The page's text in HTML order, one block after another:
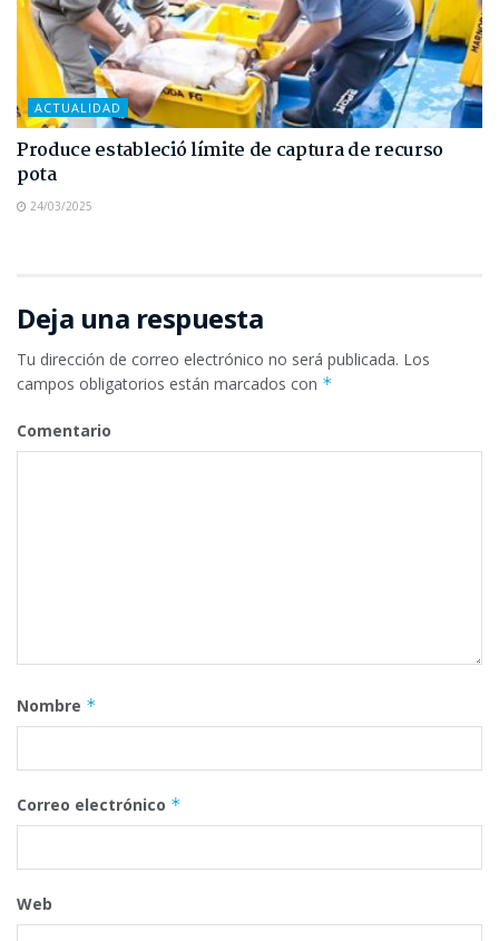
ACTUALIDAD
Produce estableció límite de captura de recurso
pota
24/03/2025
Deja una respuesta
Tu dirección de correo electrónico no será publicada. Los
campos obligatorios están marcados con *
Comentario
Nombre *
Correo electrónico *
Web